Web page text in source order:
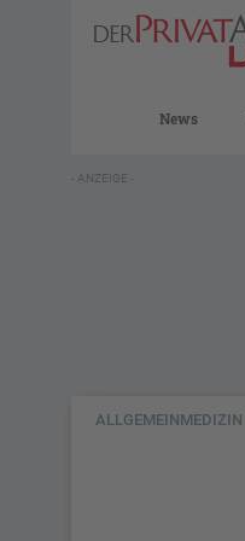
News
- ANZEIGE -
ALLGEMEINMEDIZIN